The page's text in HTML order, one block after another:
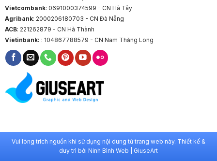
Vietcombank: 0691000374599 - CN Hà Tây
Agribank: 2000206180703 - CN Đà Nẵng
ACB: 221262879 - CN Hà Thành
Vietinbank: : 104867788579 - CN Nam Thăng Long
Vui lòng trích nguồn khi sử dụng nội dung từ trang web này. Thiết kế &
duy trì bởi Ninh Bình Web GiuseArt